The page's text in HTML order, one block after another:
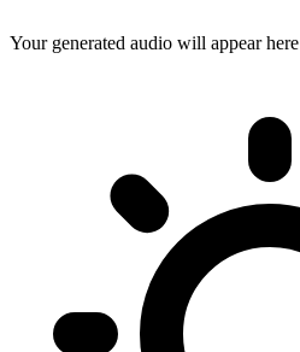
Your generated audio will appear here